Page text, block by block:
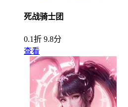
死战骑士团
0.1折 9.8分
查看